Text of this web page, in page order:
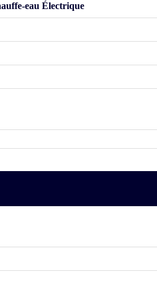
eau Électrique